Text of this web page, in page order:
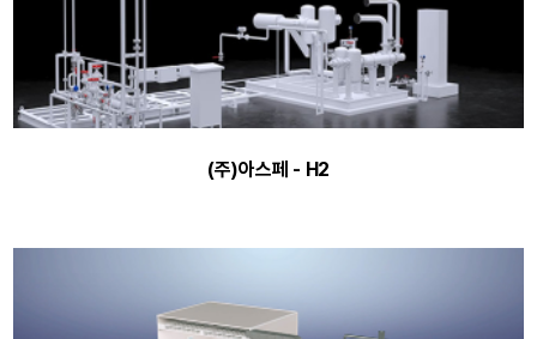
(주)아스페 - H2